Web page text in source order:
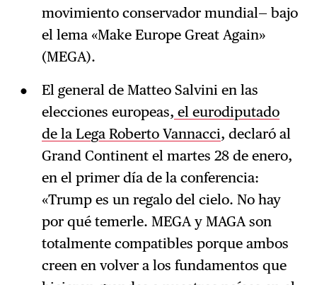
movimiento conservador mundial— bajo
el lema «Make Europe Great Again»
(MEGA).
El general de Matteo Salvini en las
elecciones europeas, el eurodiputado
de la Lega Roberto Vannacci, declaró al
Grand Continent el martes 28 de enero,
en el primer día de la conferencia:
«Trump es un regalo del cielo. No hay
por qué temerle. MEGA y MAGA son
totalmente compatibles porque ambos
creen en volver a los fundamentos que